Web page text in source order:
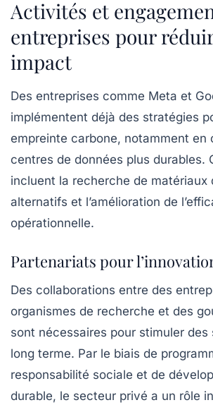
Activités et
entreprises pour
impact
Des entreprises comme Meta et
implémentent déjà des stratégies
empreinte carbone, notamment en
centres de données plus durables.
incluent la recherche de matériaux
alternatifs et l’amélioration de
opérationnelle.
Partenariats pour
Des collaborations entre des
organismes de recherche et des
sont nécessaires pour stimuler des
long terme. Par le biais de
responsabilité sociale et de
durable, le secteur privé a un rôle